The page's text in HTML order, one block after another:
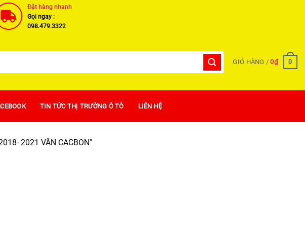
Đặt hàng nhanh
Gọi ngay :
098.479.3322
GIỎ HÀNG /0₫ 0
TIN TỨC THỊ TRƯỜNG Ô TÔ LIÊN HỆ
2021 VÂN CACBON”